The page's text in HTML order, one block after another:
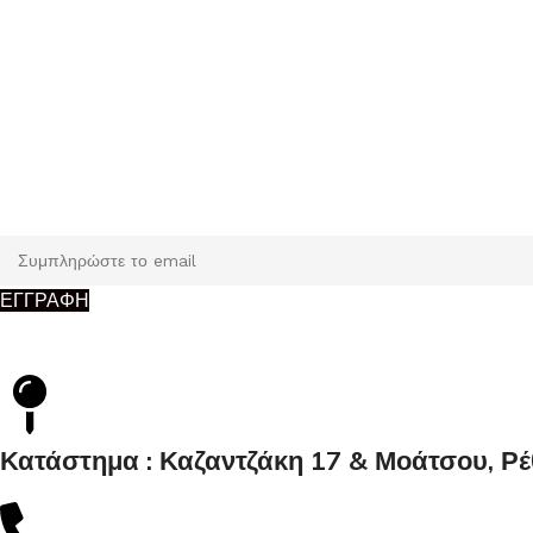
ΕΓΓΡΑΦΗ
Κατάστημα : Καζαντζάκη 17 & Μοάτσου,